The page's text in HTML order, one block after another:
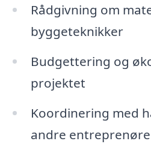
Rådgivning om
byggeteknikker
Budgettering og
projektet
Koordinering med
andre